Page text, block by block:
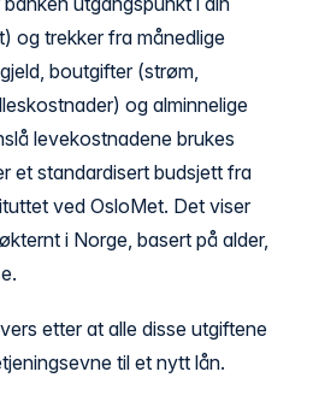
og trekker fra månedlige
boutgifter (strøm,
og alminnelige
levekostnadene brukes
et standardisert budsjett fra
ved OsloMet. Det viser
i Norge, basert på alder,
etter at alle disse utgiftene
til et nytt lån.